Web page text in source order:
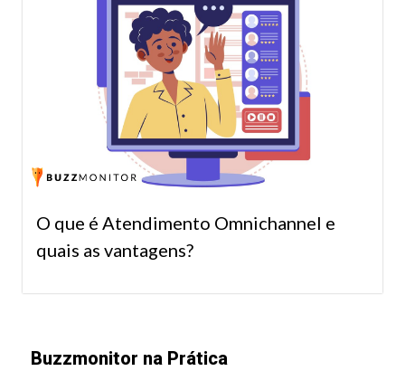
O que é Atendimento Omnichannel e
quais as vantagens?
Buzzmonitor na Prática